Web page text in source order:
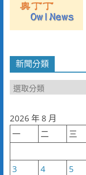
新聞分類
新
類
2026 年 8 月
一
二 三
3
4 5